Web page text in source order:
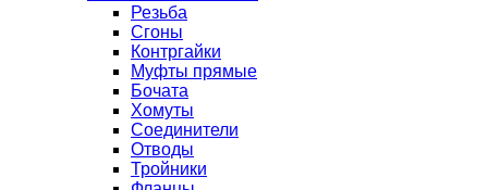
Резьба
Сгоны
Контргайки
Муфты прямые
Бочата
Хомуты
Соединители
Отводы
Тройники